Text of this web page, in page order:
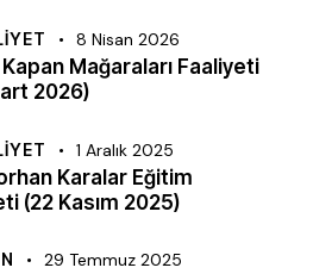
8 Nisan 2026
Mağaraları Faaliyeti
2026)
1 Aralık 2025
Karalar Eğitim
(22 Kasım 2025)
29 Temmuz 2025